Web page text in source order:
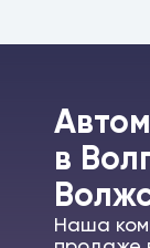
в
Наша